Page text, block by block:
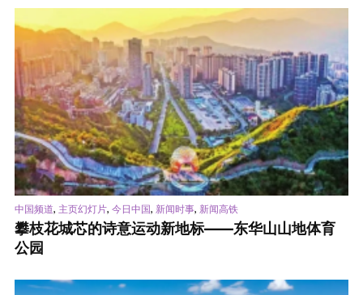
中国频道, 主页幻灯片, 今日中国, 新闻时事, 新闻高铁
攀枝花城芯的诗意运动新地标——东华山山地体育
公园